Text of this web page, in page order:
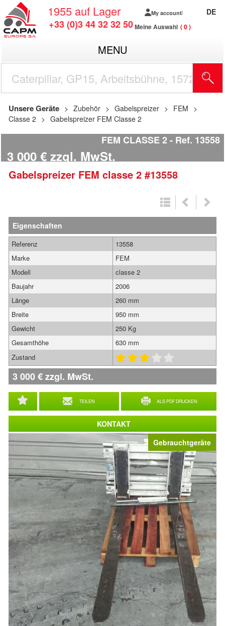
1955 auf Lager
+33 (0)3 44 32 32 50
My account
Meine Auswahl 0
DE
MENU
Unsere Geräte Zubehör Gabelspreizer
FEM
Classe 2
Gabelspreizer FEM Classe 2
FEM CLASSE 2 Ref. 13558
3 000 € zzgl. MwSt.
Gabelspreizer FEM classe 2 #13558
Gebrauchtgeräte
Eigenschaften
TEILEN ALS PDF DRUCKEN
Referenz
13558
Marke
FEM
Modell
classe 2
Baujahr
2006
Länge
260 mm
Breite
950 mm
Gewicht
250 Kg
Gesamthöhe
630 mm
Zustand
3 000€zzgl. MwSt.
KONTAKT